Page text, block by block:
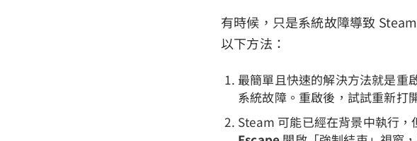
有時候，只是系統故障導致
以下方法：
最簡單且快速的解決方法就是重
系統故障。重啟後，試試重新打
Steam 可能已經在背景中執行